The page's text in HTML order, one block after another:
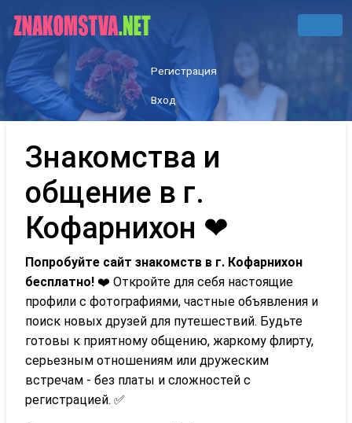
Регистрация
Вход
Знакомства и
общение в г.
Кофарнихон ❤
Попробуйте сайт знакомств в г. Кофарнихон
бесплатно! ❤️ Откройте для себя настоящие
профили с фотографиями, частные объявления и
поиск новых друзей для путешествий. Будьте
готовы к приятному общению, жаркому флирту,
серьезным отношениям или дружеским
встречам - без платы и сложностей с
регистрацией. ✅